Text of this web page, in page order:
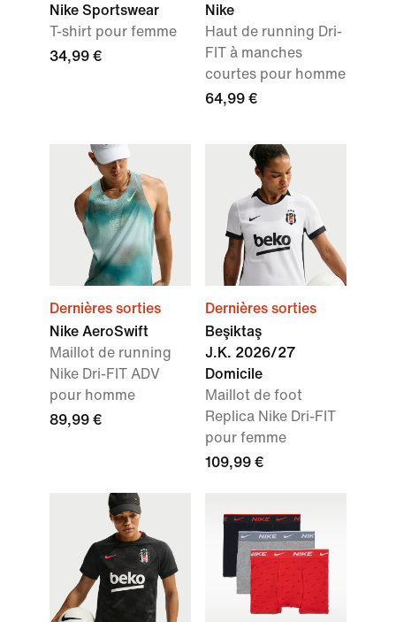
Nike Sportswear
T-shirt pour femme
34,99 €
Nike
Haut de running Dri-
FIT à manches
courtes pour homme
64,99 €
Dernières sorties
Nike AeroSwift
Maillot de running
Nike Dri-FIT ADV
pour homme
89,99 €
Dernières sorties
Beşiktaş
J.K. 2026/27
Domicile
Maillot de foot
Replica Nike Dri-FIT
pour femme
109,99 €